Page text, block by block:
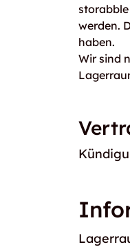
werden.
haben.
Wir sind